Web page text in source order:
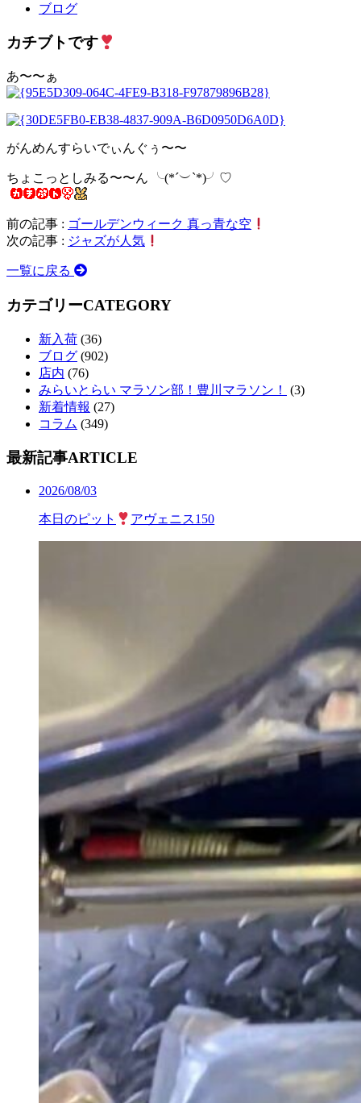
ブログ
カチブトです
あ〜〜ぁ
がんめんすらいでぃんぐぅ〜〜
ちょこっとしみる〜〜ん ╰(*´︶`*)╯♡
前の記事 : ゴールデンウィーク 真っ青な空
次の記事 : ジャズが人気
一覧に戻る
カテゴリーCATEGORY
新入荷 (36)
ブログ (902)
店内 (76)
みらいとらい マラソン部！豊川マラソン！
(3)
新着情報 (27)
コラム (349)
最新記事ARTICLE
2026/08/03
本日のピット アヴェニス150